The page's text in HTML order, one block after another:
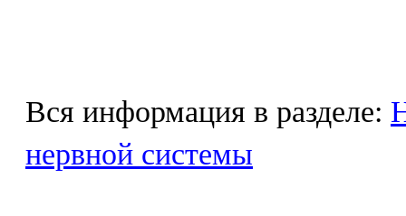
Вся информация в разделе:
нервной системы